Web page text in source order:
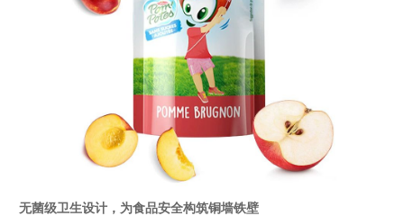
无菌级卫生设计，为食品安全构筑铜墙铁壁